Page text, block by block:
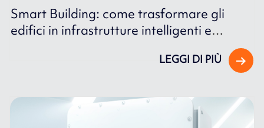
Smart Building: come trasformare gli
edifici in infrastrutture intelligenti e
LEGGI DI PIÙ